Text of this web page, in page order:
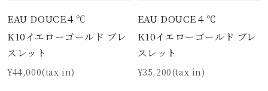
EAU DOUCE４℃
K10イエローゴールド ブレ
スレット
¥44,000(tax in)
EAU DOUCE４℃
K10イエローゴールド ブレ
スレット
¥35,200(tax in)